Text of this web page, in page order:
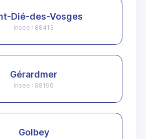
Dié-des-Vosges
Insee : 88413
Gérardmer
Insee : 88196
Golbey